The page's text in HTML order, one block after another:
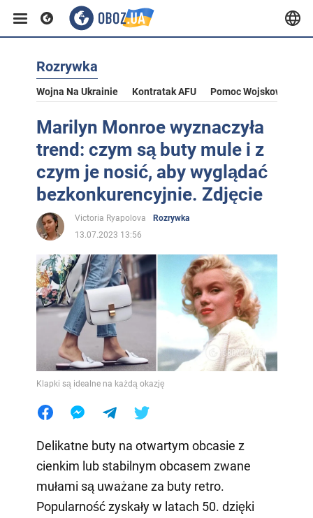
Rozrywka
Wojna Na Ukrainie Kontratak AFU Pomoc Wojskowa Dla
Marilyn Monroe wyznaczyła
trend: czym są buty mule i z
czym je nosić, aby wyglądać
bezkonkurencyjnie. Zdjęcie
Victoria Ryapolova
Rozrywka
13.07.2023 13:56
Klapki są idealne na każdą okazję
Delikatne buty na otwartym obcasie z
cienkim lub stabilnym obcasem zwane
mułami są uważane za buty retro.
Popularność zyskały w latach 50. dzięki